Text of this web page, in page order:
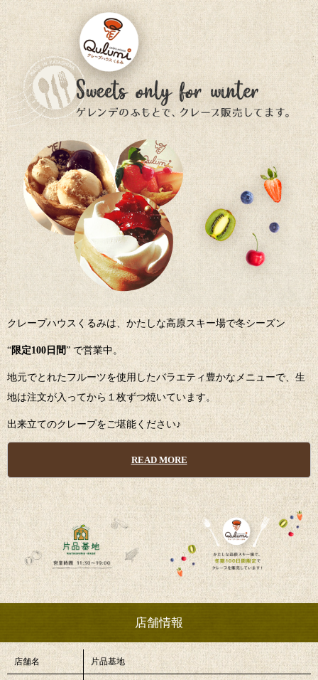
クレープハウスくるみは、かたしな高原スキー場で冬シーズン
“限定100日間” で営業中。
地元でとれたフルーツを使用したバラエティ豊かなメニューで、生
地は注文が入ってから１枚ずつ焼いています。
出来立てのクレープをご堪能ください♪
READ MORE
店舗情報
店舗名 片品基地